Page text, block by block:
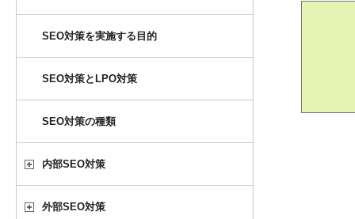
SEO対策を実施する目的
SEO対策とLPO対策
SEO対策の種類
内部SEO対策
外部SEO対策